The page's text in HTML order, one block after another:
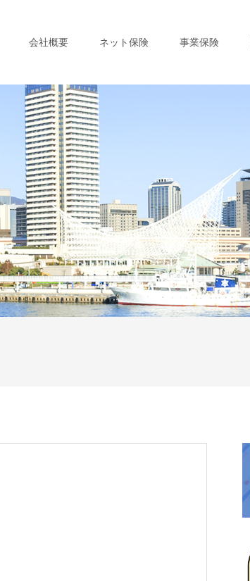
会社概要 ネット保険 事業保険